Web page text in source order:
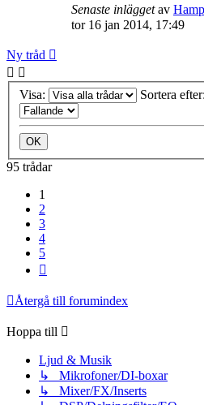
Senaste inläggetav
tor 16 jan 2014, 17:49
Ny tråd
Visa: Sortera efter:
95 trådar
1
2
3
4
5
Återgå till forumindex
Hoppa till
Ljud & Musik
↳ Mikrofoner/DI-boxar
↳ Mixer/FX/Inserts